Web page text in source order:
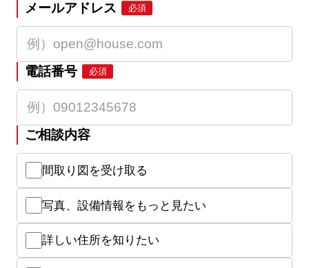
メールアドレス 必須
電話番号 必須
ご相談内容
間取り図を受け取る
写真、設備情報をもっと見たい
詳しい住所を知りたい